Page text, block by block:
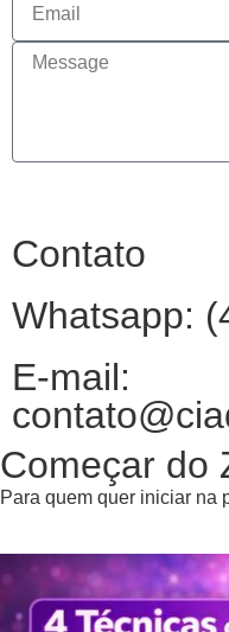
Contato
Whatsapp:
E-mail:
Começar do
Para quem quer iniciar na